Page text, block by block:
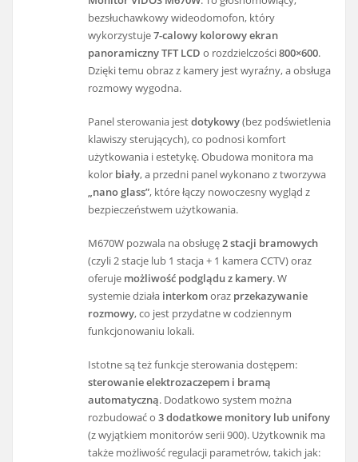
bezsłuchawkowy wideodomofon, który
wykorzystuje7-calowy kolorowy ekran
panoramiczny TFT LCD o rozdzielczości800×600.
Dzięki temu obraz z kamery jest wyraźny, a obsługa
rozmowy wygodna.
Panel sterowania jestdotykowy(bez podświetlenia
klawiszy sterujących), co podnosi komfort
użytkowania i estetykę. Obudowa monitora ma
kolor biały, a przedni panel wykonano z tworzywa
„nano glass”, które łączy nowoczesny wygląd z
bezpieczeństwem użytkowania.
M670W pozwala na obsługę2 stacji bramowych
(czyli 2 stacje lub 1 stacja + 1 kamera CCTV) oraz
oferuje możliwość podglądu z kamery. W
systemie działa interkomoraz przekazywanie
rozmowy, co jest przydatne w codziennym
funkcjonowaniu lokali.
Istotne są też funkcje sterowania dostępem:
sterowanie elektrozaczepem i bramą
automatyczną. Dodatkowo system można
rozbudować o3 dodatkowe monitory lub unifony
(z wyjątkiem monitorów serii 900). Użytkownik ma
także możliwość regulacji parametrów, takich jak: